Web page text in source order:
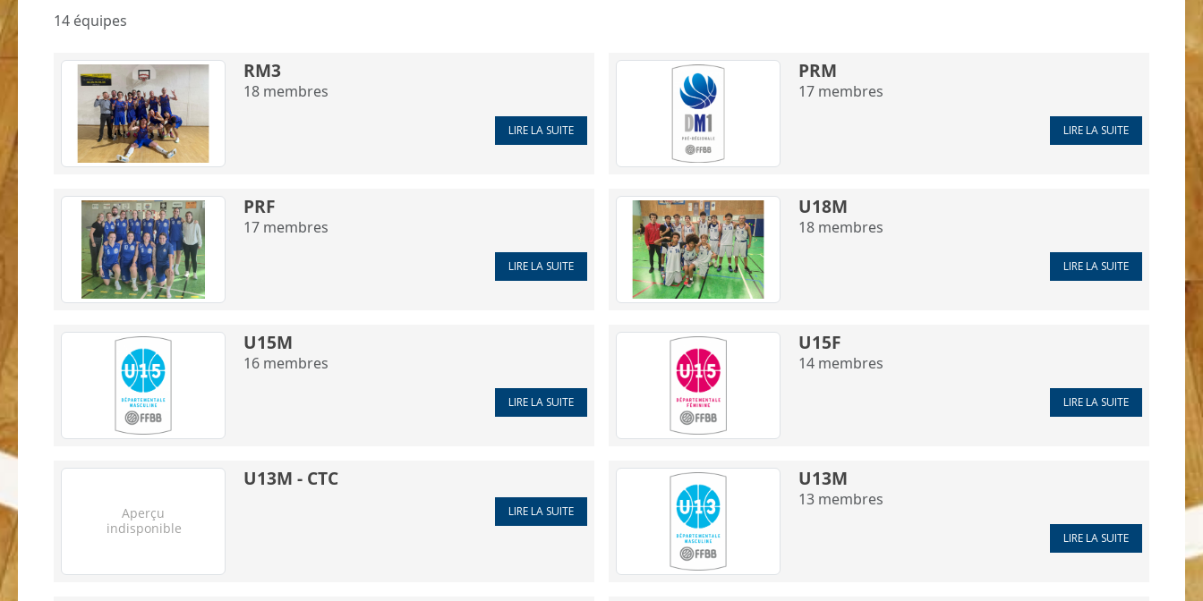
14 équipes
RM3
18 membres
LIRE LA SUITE
PRM
17 membres
LIRE LA SUITE
PRF
17 membres
LIRE LA SUITE
U18M
18 membres
LIRE LA SUITE
U15M
16 membres
LIRE LA SUITE
U15F
14 membres
LIRE LA SUITE
U13M - CTC
LIRE LA SUITE
U13M
13 membres
LIRE LA SUITE